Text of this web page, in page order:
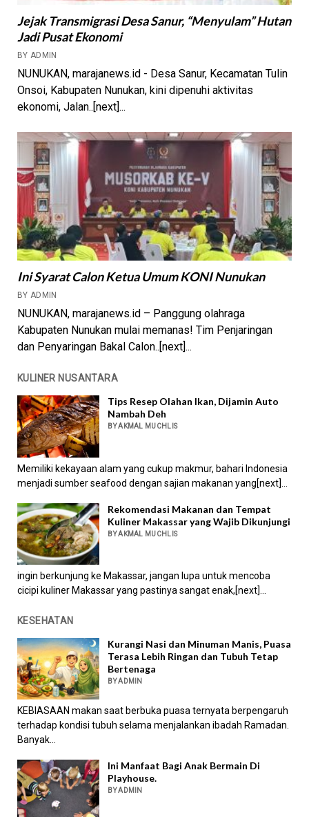
Jejak Transmigrasi Desa Sanur, “Menyulam” Hutan
Jadi Pusat Ekonomi
BY ADMIN
NUNUKAN, marajanews.id - Desa Sanur, Kecamatan Tulin
Onsoi, Kabupaten Nunukan, kini dipenuhi aktivitas
ekonomi, Jalan..[next]...
Ini Syarat Calon Ketua Umum KONI Nunukan
BY ADMIN
NUNUKAN, marajanews.id – Panggung olahraga
Kabupaten Nunukan mulai memanas! Tim Penjaringan
dan Penyaringan Bakal Calon..[next]...
KULINER NUSANTARA
Tips Resep Olahan Ikan, Dijamin Auto
Nambah Deh
BY AKMAL MUCHLIS
Memiliki kekayaan alam yang cukup makmur, bahari Indonesia
menjadi sumber seafood dengan sajian makanan yang[next]...
Rekomendasi Makanan dan Tempat
Kuliner Makassar yang Wajib Dikunjungi
BY AKMAL MUCHLIS
ingin berkunjung ke Makassar, jangan lupa untuk mencoba
cicipi kuliner Makassar yang pastinya sangat enak,[next]...
KESEHATAN
Kurangi Nasi dan Minuman Manis, Puasa
Terasa Lebih Ringan dan Tubuh Tetap
Bertenaga
BY ADMIN
KEBIASAAN makan saat berbuka puasa ternyata berpengaruh
terhadap kondisi tubuh selama menjalankan ibadah Ramadan.
Banyak...
Ini Manfaat Bagi Anak Bermain Di
Playhouse.
BY ADMIN